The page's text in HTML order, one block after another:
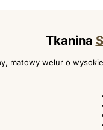
Tkanina
matowy welur o